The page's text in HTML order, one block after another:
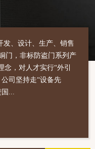
、设计、生产、销售
门，非标防盗门系列产
，对人才实行“外引
司坚持走“设备先
...